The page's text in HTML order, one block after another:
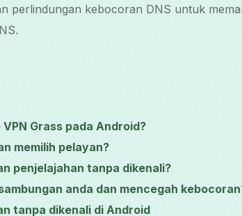
perlindungan kebocoran DNS untuk
Grass pada Android?
memilih pelayan?
penjelajahan tanpa dikenali?
anda dan mencegah
tanpa dikenali di Android